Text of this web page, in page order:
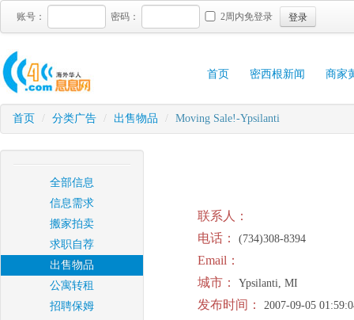
账号： 密码： 2周内免登录 登录
首页 密西根新闻 商家
首页 / 分类广告 / 出售物品 / Moving Sale!-Ypsilanti
全部信息
信息需求
搬家拍卖
求职自荐
出售物品
公寓转租
招聘保姆
联系人：
电话：
(734)308-8394
Email：
城市：
Ypsilanti, MI
发布时间： 2007-09-05